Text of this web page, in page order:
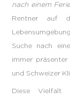
nach einem
Rentner auf
Suche nach
immer
und Schweizer
Diese Vielfalt